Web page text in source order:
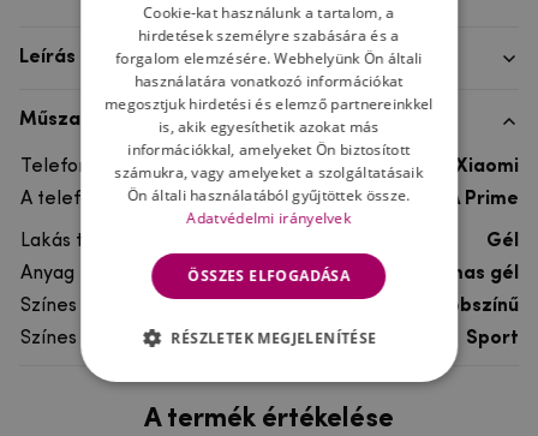
Leírás
Műszaki adatok
Telefon márka
Xiaomi
A telefonmodellhez
Xiaomi Redmi Note 5A Prime
Lakás típusa
Gél
Anyag
rugalmas gél
Színes
többszínű
Színes motívum
Sport
A termék értékelése
Cookie-kat használunk a tartalom, a
hirdetések személyre szabására és a
forgalom elemzésére. Webhelyünk Ön általi
használatára vonatkozó információkat
megosztjuk hirdetési és elemző partnereinkkel
is, akik egyesíthetik azokat más
információkkal, amelyeket Ön biztosított
számukra, vagy amelyeket a szolgáltatásaik
Ön általi használatából gyűjtöttek össze.
Adatvédelmi irányelvek
ÖSSZES ELFOGADÁSA
RÉSZLETEK MEGJELENÍTÉSE